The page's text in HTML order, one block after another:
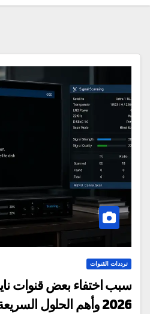
ترددات القنوات
سبب اختفاء بعض قنوات
2026 وأهم الحلول السريعة